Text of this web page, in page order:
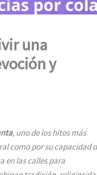
una
y
, uno de los hitos más
como por su capacidad
en las calles para